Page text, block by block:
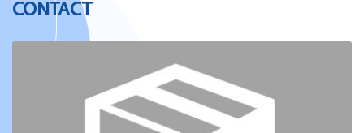
CONTACT